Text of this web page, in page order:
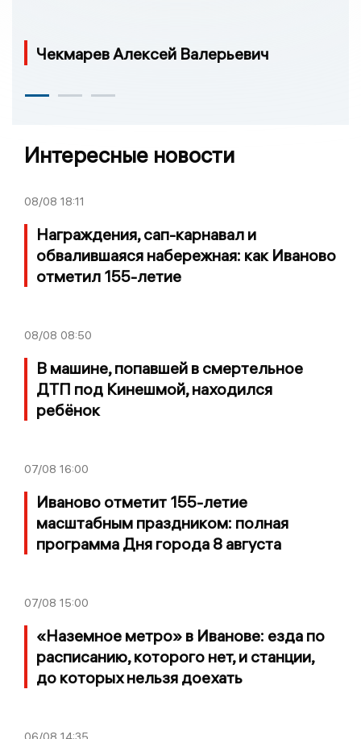
Чекмарев Алексей Валерьевич
Интересные новости
08/08 18:11
Награждения, сап-карнавал и
обвалившаяся набережная: как Иваново
отметил 155-летие
08/08 08:50
В машине, попавшей в смертельное
ДТП под Кинешмой, находился
ребёнок
07/08 16:00
Иваново отметит 155-летие
масштабным праздником: полная
программа Дня города 8 августа
07/08 15:00
«Наземное метро» в Иванове: езда по
расписанию, которого нет, и станции,
до которых нельзя доехать